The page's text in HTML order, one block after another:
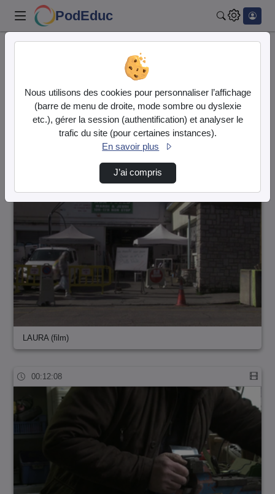
PodEduc
65 vidéos trouvées
Audio Vidéo
Direction de tri
LAURA (film)
00:12:08
Nous utilisons des cookies pour personnaliser l’affichage
(barre de menu de droite, mode sombre ou dyslexie
etc.), gérer la session (authentification) et analyser le
trafic du site (pour certaines instances).
En savoir plus
J’ai compris